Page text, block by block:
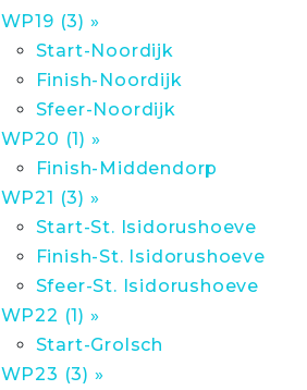
WP19 (3) »
Start-Noordijk
Finish-Noordijk
Sfeer-Noordijk
WP20 (1) »
Finish-Middendorp
WP21 (3) »
Start-St. Isidorushoeve
Finish-St. Isidorushoeve
Sfeer-St. Isidorushoeve
WP22 (1) »
Start-Grolsch
WP23 (3) »